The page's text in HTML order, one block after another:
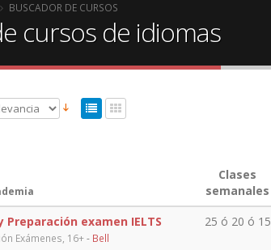
BUSCADOR DE CURSOS
cursos de idiomas
Clases
semanales
examen IELTS
Exámenes, 16+- Bell
25 ó 20 ó 15